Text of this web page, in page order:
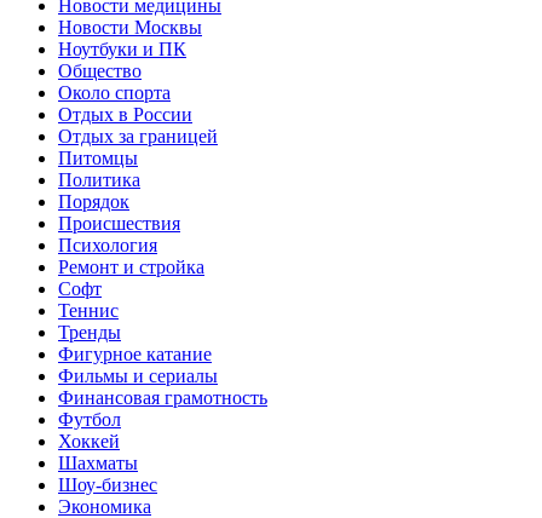
Новости медицины
Новости Москвы
Ноутбуки и ПК
Общество
Около спорта
Отдых в России
Отдых за границей
Питомцы
Политика
Порядок
Происшествия
Психология
Ремонт и стройка
Софт
Теннис
Тренды
Фигурное катание
Фильмы и сериалы
Финансовая грамотность
Футбол
Хоккей
Шахматы
Шоу-бизнес
Экономика